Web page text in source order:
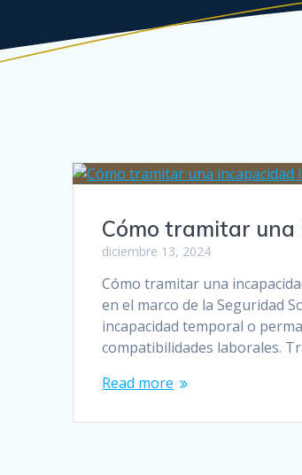
Cómo tramitar una
diciembre 13, 2024
Cómo tramitar una
en el marco de la Seguridad
incapacidad temporal o
compatibilidades laborales.
Read more